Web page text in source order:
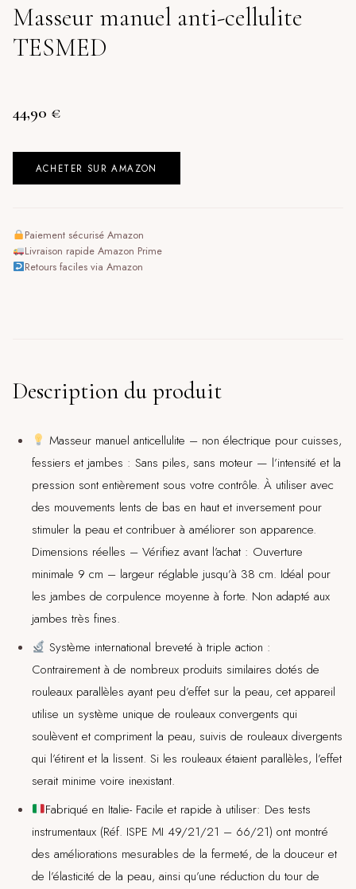
Masseur manuel anti-cellulite
TESMED
44,90 €
ACHETER SUR AMAZON
Paiement sécurisé Amazon
Livraison rapide Amazon Prime
Retours faciles via Amazon
Description du produit
Masseur manuel anticellulite – non électrique pour cuisses,
fessiers et jambes : Sans piles, sans moteur — l’intensité et la
pression sont entièrement sous votre contrôle. À utiliser avec
des mouvements lents de bas en haut et inversement pour
stimuler la peau et contribuer à améliorer son apparence.
Dimensions réelles – Vérifiez avant l’achat : Ouverture
minimale 9 cm – largeur réglable jusqu’à 38 cm. Idéal pour
les jambes de corpulence moyenne à forte. Non adapté aux
jambes très fines.
Système international breveté à triple action :
Contrairement à de nombreux produits similaires dotés de
rouleaux parallèles ayant peu d’effet sur la peau, cet appareil
utilise un système unique de rouleaux convergents qui
soulèvent et compriment la peau, suivis de rouleaux divergents
qui l’étirent et la lissent. Si les rouleaux étaient parallèles, l’effet
serait minime voire inexistant.
Fabriqué en Italie- Facile et rapide à utiliser: Des tests
instrumentaux (Réf. ISPE MI 49/21/21 – 66/21) ont montré
des améliorations mesurables de la fermeté, de la douceur et
de l’élasticité de la peau, ainsi qu’une réduction du tour de